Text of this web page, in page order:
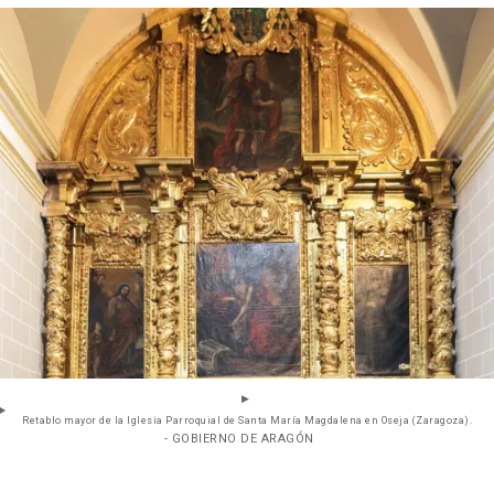
Retablo mayor de la Iglesia Parroquial de Santa María Magdalena en Oseja (Zaragoza).
- GOBIERNO DE ARAGÓN